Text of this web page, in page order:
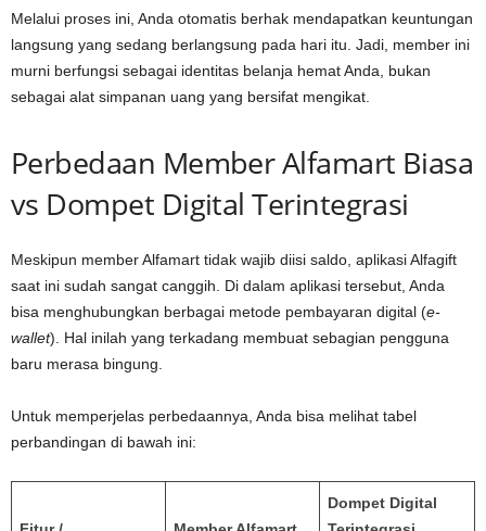
Melalui proses ini, Anda otomatis berhak mendapatkan keuntungan
langsung yang sedang berlangsung pada hari itu. Jadi, member ini
murni berfungsi sebagai identitas belanja hemat Anda, bukan
sebagai alat simpanan uang yang bersifat mengikat.
Perbedaan Member Alfamart Biasa
vs Dompet Digital Terintegrasi
Meskipun member Alfamart tidak wajib diisi saldo, aplikasi Alfagift
saat ini sudah sangat canggih. Di dalam aplikasi tersebut, Anda
bisa menghubungkan berbagai metode pembayaran digital (e-
wallet). Hal inilah yang terkadang membuat sebagian pengguna
baru merasa bingung.
Untuk memperjelas perbedaannya, Anda bisa melihat tabel
perbandingan di bawah ini:
Dompet Digital